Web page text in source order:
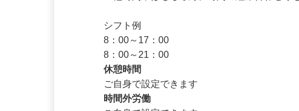
※他時間帯はもちろん、時間の組み合わせ等
シフト例
8：00～17：00
8：00～21：00
休憩時間